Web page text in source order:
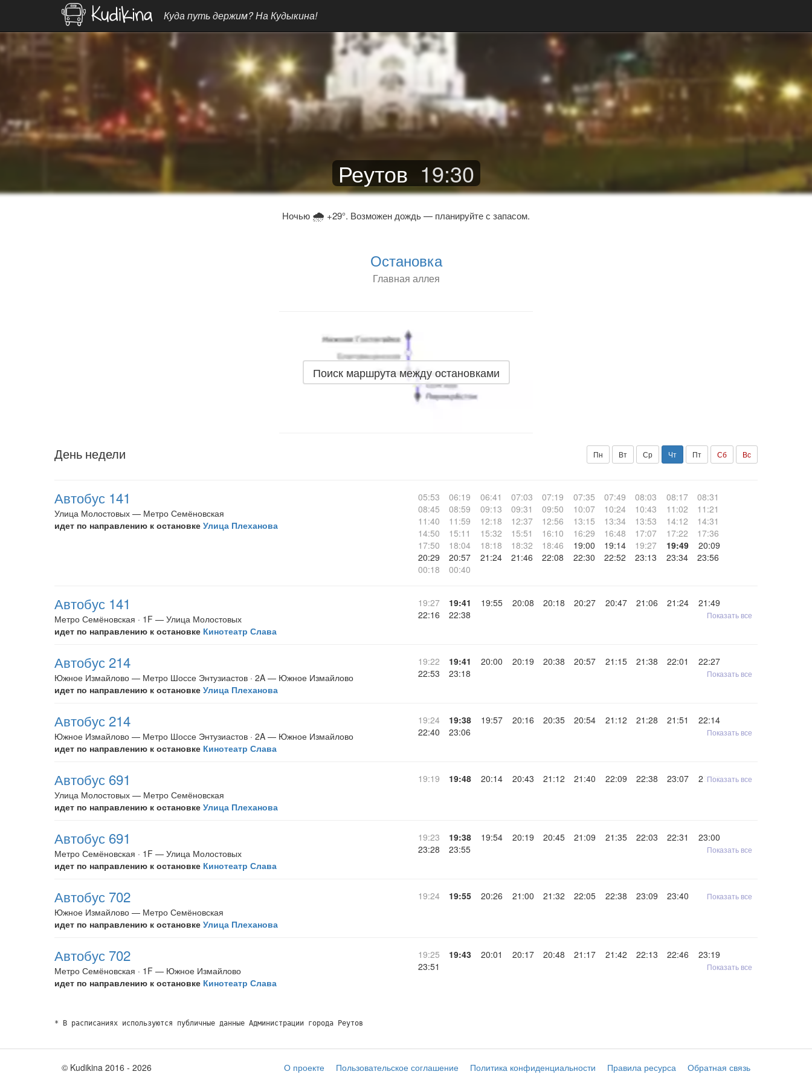
Куда путь держим? На Кудыкина!
Реутов 19:30
Ночью 🌧 +29°. Возможен дождь — планируйте с запасом.
Остановка
Главная аллея
Поиск маршрута между остановками
День недели Пн Вт Ср Чт Пт Сб Вс
Автобус 141
Улица Молостовых — Метро Семёновская
идет по направлению к остановке Улица Плеханова
05:53 06:19 06:41 07:03 07:19 07:35 07:49 08:03 08:17
08:31
08:45
08:59 09:13 09:31 09:50 10:07 10:24 10:43 11:02
11:21
11:40
11:59 12:18 12:37 12:56 13:15 13:34 13:53 14:12
14:31
14:50
15:11 15:32 15:51 16:10 16:29 16:48 17:07 17:22
17:36
17:50
18:04 18:18 18:32 18:46 19:00 19:14 19:27 19:49
20:09
20:29
20:57 21:24 21:46 22:08 22:30 22:52 23:13 23:34
23:56
00:18
00:40
Автобус 141
Метро Семёновская · 1F — Улица Молостовых
идет по направлению к остановке Кинотеатр Слава
19:27 19:41 19:55 20:08 20:18 20:27 20:47 21:06 21:24
21:49
22:16
22:38 Показать все
Автобус 214
Южное Измайлово — Метро Шоссе Энтузиастов · 2A — Южное Измайлово
идет по направлению к остановке Улица Плеханова
19:22 19:41 20:00 20:19 20:38 20:57 21:15 21:38 22:01
22:27
22:53
23:18 Показать все
Автобус 214
Южное Измайлово — Метро Шоссе Энтузиастов · 2A — Южное Измайлово
идет по направлению к остановке Кинотеатр Слава
19:24 19:38 19:57 20:16 20:35 20:54 21:12 21:28 21:51
22:14
22:40
23:06 Показать все
Автобус 691
Улица Молостовых — Метро Семёновская
идет по направлению к остановке Улица Плеханова
19:19 19:48 20:14 20:43 21:12 21:40 22:09 22:38 23:07 23:37
Показать все
Автобус 691
Метро Семёновская · 1F — Улица Молостовых
идет по направлению к остановке Кинотеатр Слава
19:23 19:38 19:54 20:19 20:45 21:09 21:35 22:03 22:31
23:00
23:28
23:55 Показать все
Автобус 702
Южное Измайлово — Метро Семёновская
идет по направлению к остановке Улица Плеханова
19:24 19:55 20:26 21:00 21:32 22:05 22:38 23:09 23:40 Показать все
Автобус 702
Метро Семёновская · 1F — Южное Измайлово
идет по направлению к остановке Кинотеатр Слава
19:25 19:43 20:01 20:17 20:48 21:17 21:42 22:13 22:46
23:19
23:51
Показать все
* В расписаниях используются публичные данные Администрации города Реутов
© Kudikina 2016 ‐ 2026 О проекте Пользовательское соглашение Политика конфиденциальности Правила ресурса Обратная связь